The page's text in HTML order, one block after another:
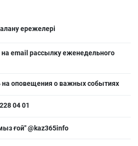
ережелері
email рассылку еженедельного
на оповещения о важных событиях
04 01
ғой" @kaz365info